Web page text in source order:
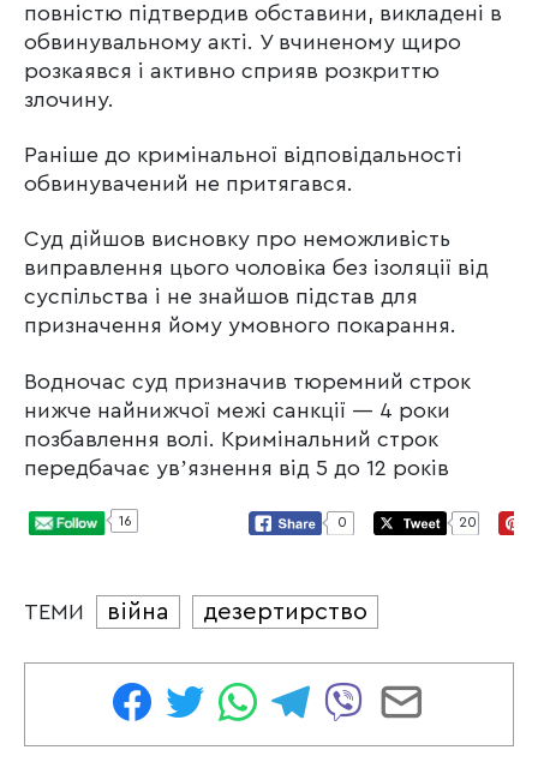
повністю підтвердив обставини, викладені в
обвинувальному акті. У вчиненому щиро
розкаявся і активно сприяв розкриттю
злочину.
Раніше до кримінальної відповідальності
обвинувачений не притягався.
Суд дійшов висновку про неможливість
виправлення цього чоловіка без ізоляції від
суспільства і не знайшов підстав для
призначення йому умовного покарання.
Водночас суд призначив тюремний строк
нижче найнижчої межі санкції — 4 роки
позбавлення волі. Кримінальний строк
передбачає увʼязнення від 5 до 12 років
16 0 20
ТЕМИ війна дезертирство